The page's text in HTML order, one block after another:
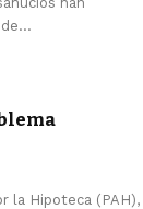
la Hipoteca (PAH),